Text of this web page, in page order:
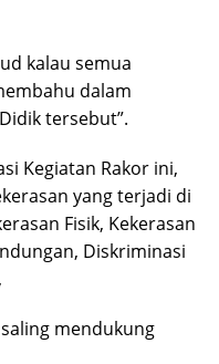
kalau semua
dalam
tersebut”.
Kegiatan Rakor ini,
yang terjadi di
Fisik, Kekerasan
Diskriminasi
mendukung